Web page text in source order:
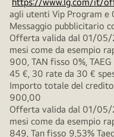
agli utenti Vip Program e
Messaggio pubblicitario
Offerta valida dal 01/
mesi come da esempio
900, TAN fisso 0%,
45 €, 30 rate da 30 €
Importo totale del
900,00
Offerta valida dal 01/
mesi come da esempio
849, Tan fisso 9,53%